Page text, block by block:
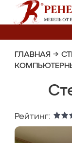
ГЛАВНАЯ →
Рейтинг: